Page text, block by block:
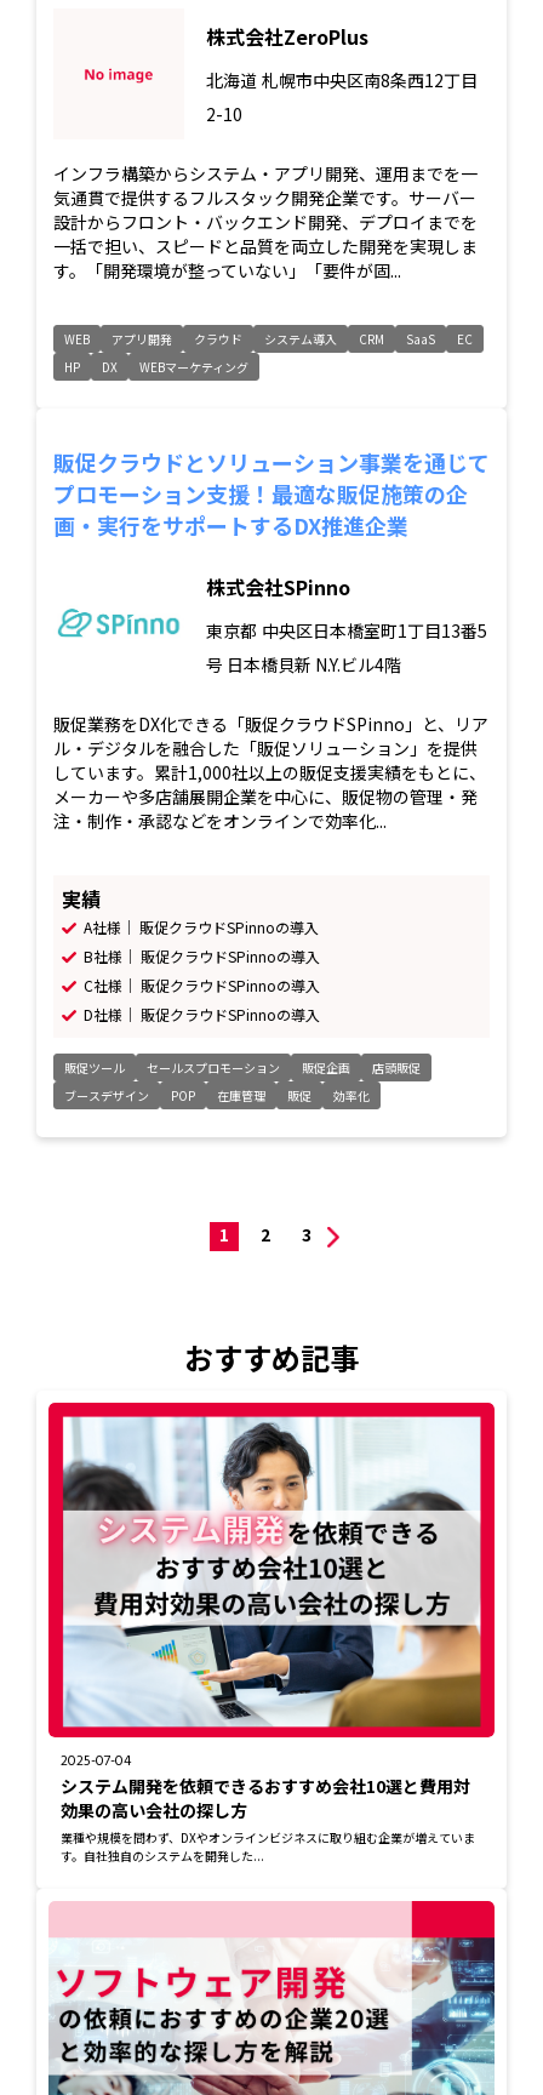
株式会社ZeroPlus
北海道 札幌市中央区南8条西12丁目
2-10
インフラ構築からシステム・アプリ開発、運用までを一
気通貫で提供するフルスタック開発企業です。サーバー
設計からフロント・バックエンド開発、デプロイまでを
一括で担い、スピードと品質を両立した開発を実現しま
す。「開発環境が整っていない」「要件が固...
WEB アプリ開発 クラウド システム導入 CRM SaaS
EC
HP
DX WEBマーケティング
販促クラウドとソリューション事業を通じて
プロモーション支援！最適な販促施策の企
画・実行をサポートするDX推進企業
株式会社SPinno
東京都 中央区日本橋室町1丁目13番5
号 日本橋貝新 N.Y.ビル4階
販促業務をDX化できる「販促クラウドSPinno」と、リア
ル・デジタルを融合した「販促ソリューション」を提供
しています。累計1,000社以上の販促支援実績をもとに、
メーカーや多店舗展開企業を中心に、販促物の管理・発
注・制作・承認などをオンラインで効率化...
実績
A社様｜ 販促クラウドSPinnoの導入
B社様｜ 販促クラウドSPinnoの導入
C社様｜ 販促クラウドSPinnoの導入
D社様｜ 販促クラウドSPinnoの導入
販促ツール セールスプロモーション 販促企画
店頭販促
ブースデザイン
POP 在庫管理 販促 効率化
1 2 3
おすすめ記事
2025-07-04
システム開発を依頼できるおすすめ会社10選と費用対
効果の高い会社の探し方
業種や規模を問わず、DXやオンラインビジネスに取り組む企業が増えていま
す。自社独自のシステムを開発した...